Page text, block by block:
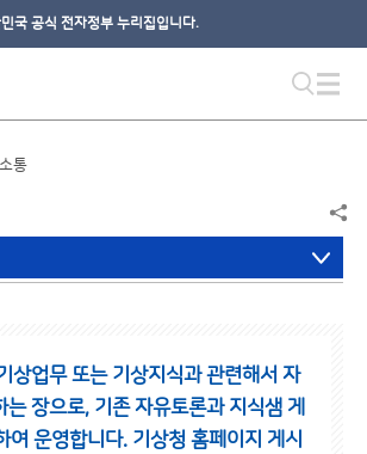
국 공식 전자정부 누리집입니다.
소통
상업무 또는 기상지식과 관련해서 자
는 장으로, 기존 자유토론과 지식샘 게
여 운영합니다. 기상청 홈페이지 게시